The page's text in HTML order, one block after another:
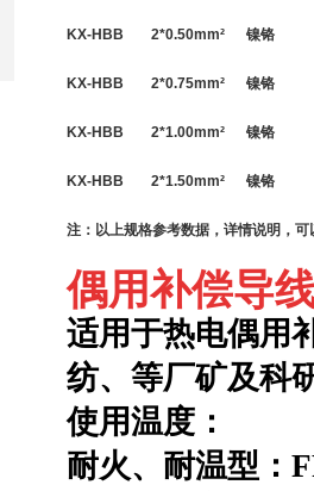
KX-HBB 2*0.50mm² 镍铬
KX-HBB 2*0.75mm² 镍铬
KX-HBB 2*1.00mm² 镍铬
KX-HBB 2*1.50mm² 镍铬
注：以上规格参考数据，详情说明，可
偶用补偿导
适用于热电偶用
纺、等厂矿及科
使用温度：
耐火、耐温型：